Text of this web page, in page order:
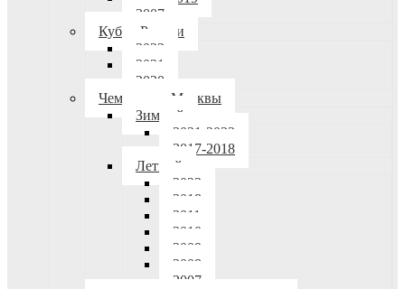
2007
Кубок России
2022
2021
2020
Чемпионат Москвы
Зимний
2021-2022
2017-2018
Летний
2023
2018
2011
2010
2009
2008
2007